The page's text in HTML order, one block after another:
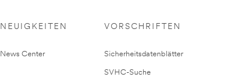
NEUIGKEITEN
News Center
VORSCHRIFTEN
Sicherheitsdatenblätter
SVHC-Suche